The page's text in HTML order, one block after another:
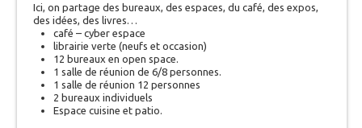
Ici, on partage des bureaux, des espaces, du café, des expos,
des idées, des livres…
café – cyber espace
librairie verte (neufs et occasion)
12 bureaux en open space.
1 salle de réunion de 6/8 personnes.
1 salle de réunion 12 personnes
2 bureaux individuels
Espace cuisine et patio.